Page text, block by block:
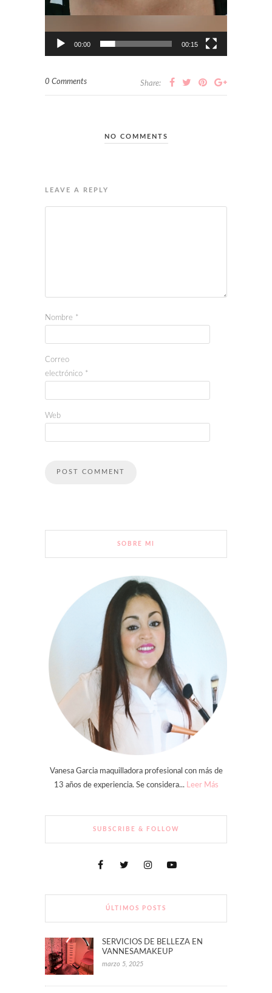
00:00 00:15
0 Comments Share:
NO COMMENTS
LEAVE A REPLY
Nombre *
Correo
electrónico *
Web
SOBRE MI
Vanesa Garcia maquilladora profesional con más de
13 años de experiencia. Se considera...
Leer Más
SUBSCRIBE & FOLLOW
ÚLTIMOS POSTS
SERVICIOS DE BELLEZA EN
VANNESAMAKEUP
marzo 5, 2025